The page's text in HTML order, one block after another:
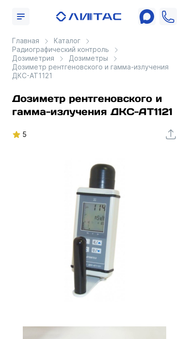
Главная
Каталог
Радиографический контроль
Дозиметрия
Дозиметры
Дозиметр рентгеновского и гамма-излучения
ДКС-АТ1121
Дозиметр рентгеновского и
гамма-излучения ДКС-АТ1121
5